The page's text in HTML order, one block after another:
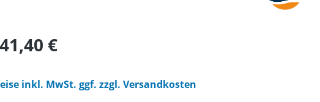
Preis:
€
inkl. MwSt. ggf. zzgl. Versandkosten